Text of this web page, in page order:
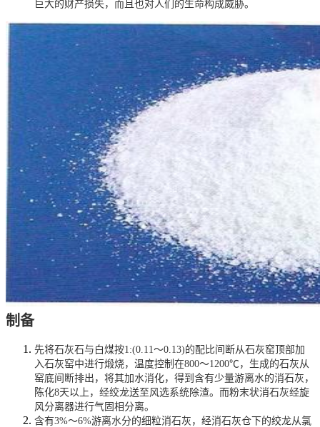
巨大的财产损失，而且也对人们的生命构成威胁。
制备
先将石灰石与白煤按1:(0.11～0.13)的配比间断从石灰窑顶部加
入石灰窑中进行煅烧，温度控制在800～1200℃，生成的石灰从
窑底间断排出，将其加水消化，得到含有少量游离水的消石灰，
陈化8天以上，经绞龙送至风选系统除渣。而粉末状消石灰经旋
风分离器进行气固相分离。
含有3%～6%游离水分的细粒消石灰，经消石灰仓下的绞龙从氯